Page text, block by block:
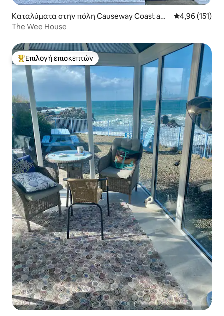
Καταλύματα στην πόλη Causeway Coast and
Glens
Μέση
4,96 (151)
The Wee House
Κορυφαία επιλογή επισκεπτών
Επιλογή επισκεπτών